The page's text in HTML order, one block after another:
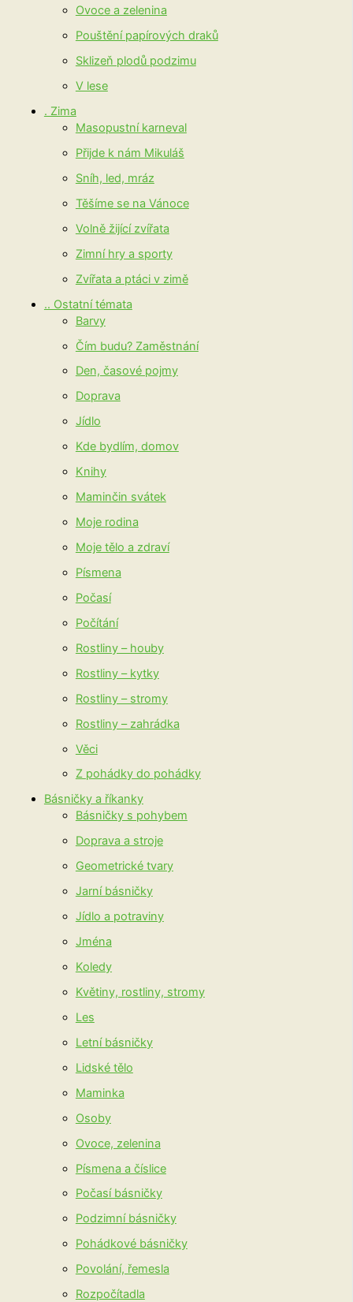
Ovoce a zelenina
Pouštění papírových draků
Sklizeň plodů podzimu
V lese
. Zima
Masopustní karneval
Přijde k nám Mikuláš
Sníh, led, mráz
Těšíme se na Vánoce
Volně žijící zvířata
Zimní hry a sporty
Zvířata a ptáci v zimě
.. Ostatní témata
Barvy
Čím budu? Zaměstnání
Den, časové pojmy
Doprava
Jídlo
Kde bydlím, domov
Knihy
Maminčin svátek
Moje rodina
Moje tělo a zdraví
Písmena
Počasí
Počítání
Rostliny – houby
Rostliny – kytky
Rostliny – stromy
Rostliny – zahrádka
Věci
Z pohádky do pohádky
Básničky a říkanky
Básničky s pohybem
Doprava a stroje
Geometrické tvary
Jarní básničky
Jídlo a potraviny
Jména
Koledy
Květiny, rostliny, stromy
Les
Letní básničky
Lidské tělo
Maminka
Osoby
Ovoce, zelenina
Písmena a číslice
Počasí básničky
Podzimní básničky
Pohádkové básničky
Povolání, řemesla
Rozpočítadla